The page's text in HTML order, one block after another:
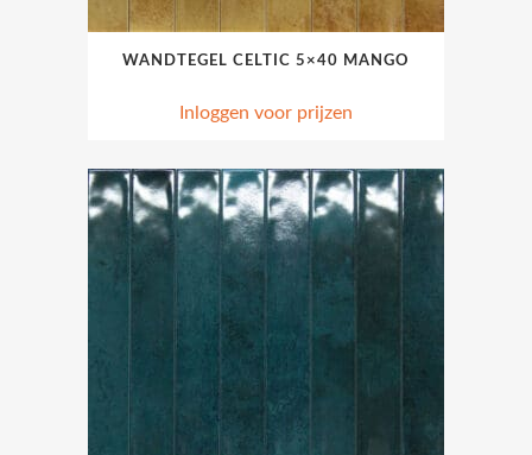
WANDTEGEL CELTIC 5×40 MANGO
Inloggen voor prijzen